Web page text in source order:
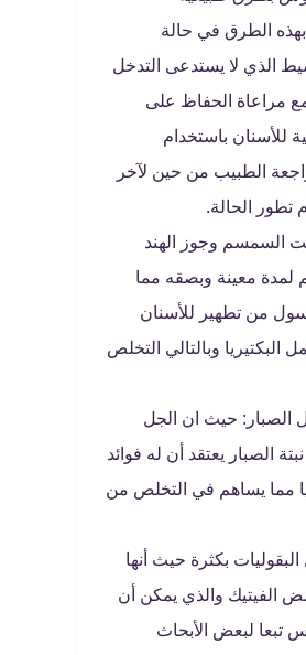
بهذه الطرق في حالة
الذي لا يستدعى التدخل
مراعاة الحفاظ على
للأسنان باستخدام
الطبيب من حين لآخر
تطور الحالة.
السمسم وجوز الهند
لمدة معينة وبصقه مما
من تطهير للأسنان
البكتيريا وبالتالي التخلص
الصبار: حيث ان الجل
الصبار يعتقد أن له فوائد
مما يساهم في التخلص من
بكثرة حيث أنها
الفيتيك والذي يمكن أن
تبعا لبعض الأبحاث